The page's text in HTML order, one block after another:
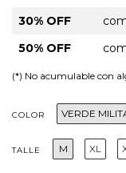
30% OFF
50% OFF
(*) No acumulable con
COLOR VERDE
TALLE M XL